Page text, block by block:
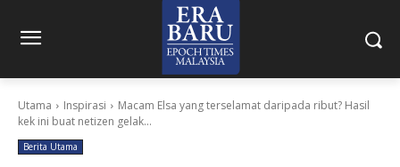
Utama Inspirasi
Macam Elsa yang terselamat daripada ribut? Hasil
kek ini buat netizen gelak...
Berita Utama